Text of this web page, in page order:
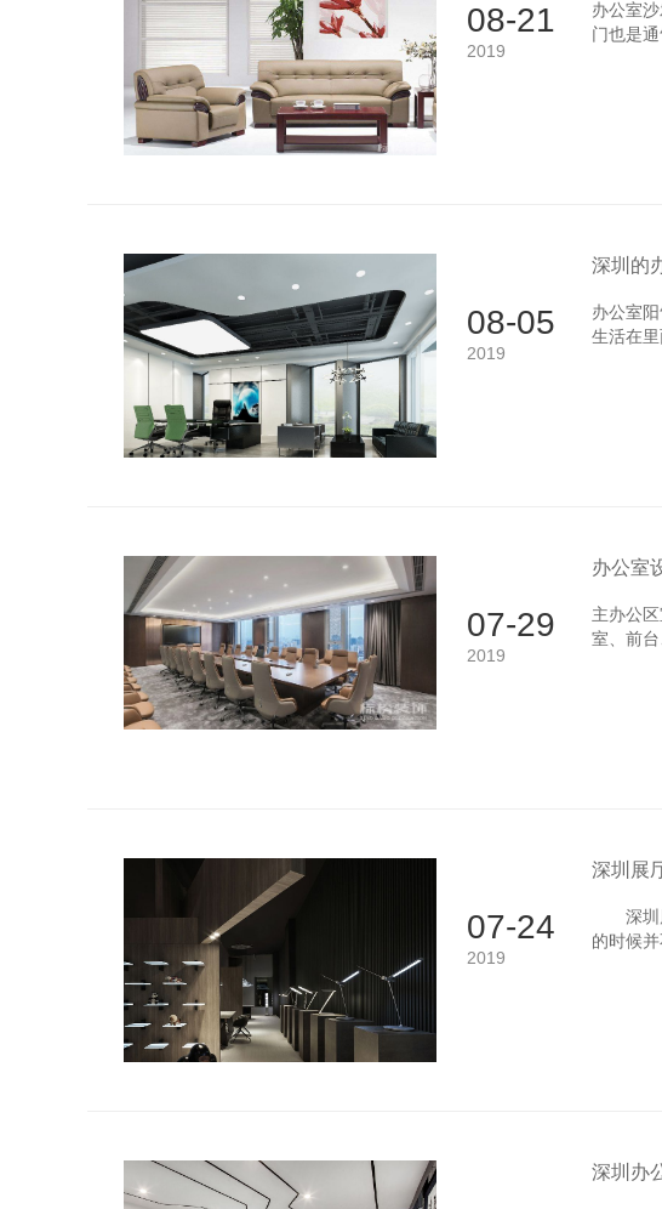
08-21
2019
办公室沙
门也是通
08-05
2019
深圳的
办公室
生活在里
07-29
2019
办公室
主办公区
室、
07-24
2019
深圳展
深圳展
的时候并
深圳办